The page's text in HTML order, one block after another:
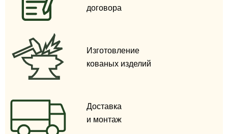
договора
Изготовление
кованых изделий
Доставка
и монтаж